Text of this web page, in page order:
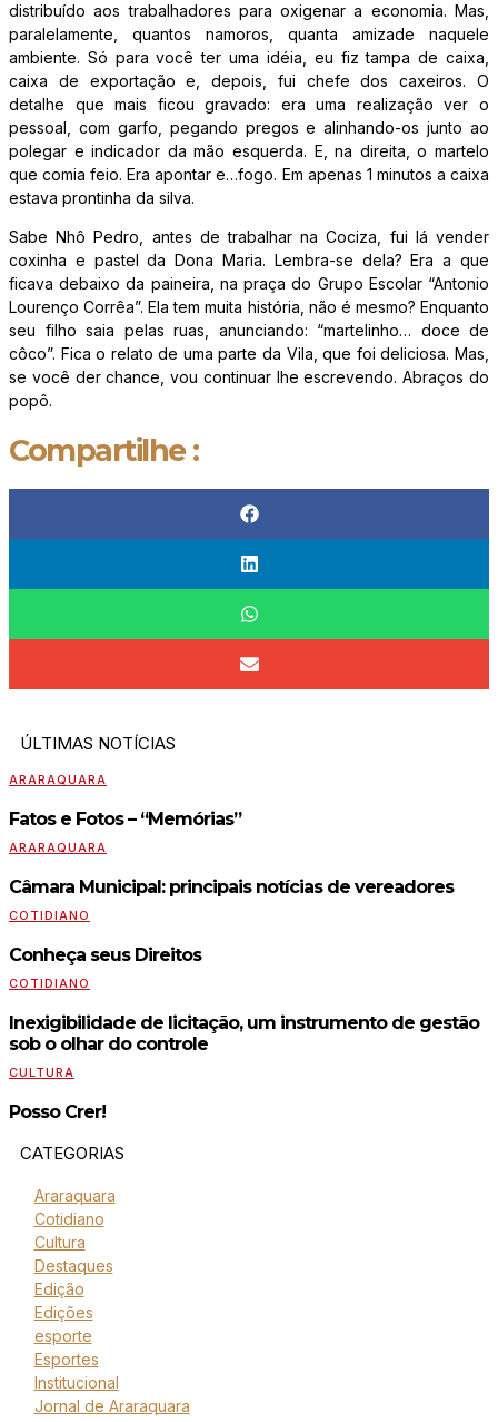
distribuído aos trabalhadores para oxigenar a economia. Mas,
paralelamente, quantos namoros, quanta amizade naquele
ambiente. Só para você ter uma idéia, eu fiz tampa de caixa,
caixa de exportação e, depois, fui chefe dos caxeiros. O
detalhe que mais ficou gravado: era uma realização ver o
pessoal, com garfo, pegando pregos e alinhando-os junto ao
polegar e indicador da mão esquerda. E, na direita, o martelo
que comia feio. Era apontar e…fogo. Em apenas 1 minutos a caixa
estava prontinha da silva.
Sabe Nhô Pedro, antes de trabalhar na Cociza, fui lá vender
coxinha e pastel da Dona Maria. Lembra-se dela? Era a que
ficava debaixo da paineira, na praça do Grupo Escolar “Antonio
Lourenço Corrêa”. Ela tem muita história, não é mesmo? Enquanto
seu filho saia pelas ruas, anunciando: “martelinho… doce de
côco”. Fica o relato de uma parte da Vila, que foi deliciosa. Mas,
se você der chance, vou continuar lhe escrevendo. Abraços do
popô.
Compartilhe :
ÚLTIMAS NOTÍCIAS
ARARAQUARA
Fatos e Fotos – “Memórias”
ARARAQUARA
Câmara Municipal: principais notícias de vereadores
COTIDIANO
Conheça seus Direitos
COTIDIANO
Inexigibilidade de licitação, um instrumento de gestão
sob o olhar do controle
CULTURA
Posso Crer!
CATEGORIAS
Araraquara
Cotidiano
Cultura
Destaques
Edição
Edições
esporte
Esportes
Institucional
Jornal de Araraquara